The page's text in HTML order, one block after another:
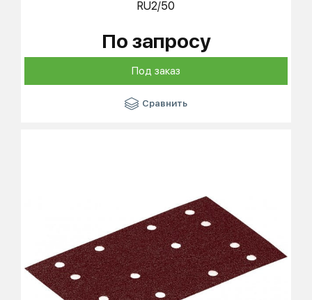
RU2/50
По запросу
Под заказ
Сравнить